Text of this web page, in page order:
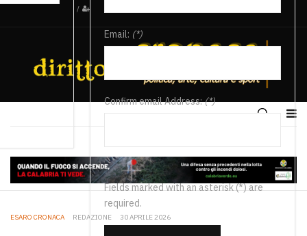
/
Email: (*)
Confirm email Address:(*)
Fields marked with an asterisk (*) are
required.
ESARO CRONACA REDAZIONE 30 APRILE 2026